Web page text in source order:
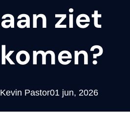
aan ziet
komen?
Kevin Pastor01 jun, 2026